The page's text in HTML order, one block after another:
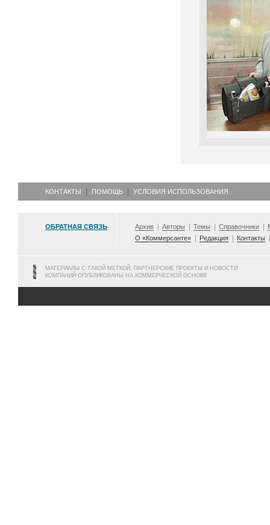
КОНТАКТЫ ПОМОЩЬ УСЛОВИЯ ИСПОЛЬЗОВАНИЯ
ОБРАТНАЯ СВЯЗЬ Архив Авторы Темы Справочники
О «Коммерсанте»
Редакция Контакты
МАТЕРИАЛЫ С ТАКОЙ МЕТКОЙ, ПАРТНЕРСКИЕ ПРОЕКТЫ И НОВОСТИ
КОМПАНИЙ ОПУБЛИКОВАНЫ НА КОММЕРЧЕСКОЙ ОСНОВЕ